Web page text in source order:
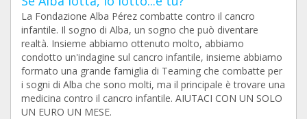
La Fondazione Alba Pérez combatte contro il cancro
infantile. Il sogno di Alba, un sogno che può diventare
realtà. Insieme abbiamo ottenuto molto, abbiamo
condotto un'indagine sul cancro infantile, insieme abbiamo
formato una grande famiglia di Teaming che combatte per
i sogni di Alba che sono molti, ma il principale è trovare una
medicina contro il cancro infantile. AIUTACI CON UN SOLO
UN EURO UN MESE.